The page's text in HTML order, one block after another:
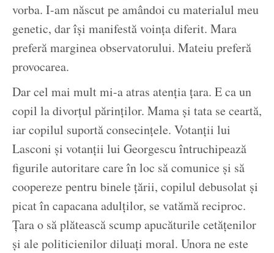
vorba. I-am născut pe amândoi cu materialul meu
genetic, dar își manifestă voința diferit. Mara
preferă marginea observatorului. Mateiu preferă
provocarea.
Dar cel mai mult mi-a atras atenția țara. E ca un
copil la divorțul părinților. Mama și tata se ceartă,
iar copilul suportă consecințele. Votanții lui
Lasconi și votanții lui Georgescu întruchipează
figurile autoritare care în loc să comunice și să
coopereze pentru binele țării, copilul debusolat și
picat în capacana adulților, se vatămă reciproc.
Țara o să plătească scump apucăturile cetățenilor
și ale politicienilor diluați moral. Unora ne este